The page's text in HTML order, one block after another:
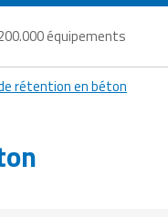
équipements
rétention en béton